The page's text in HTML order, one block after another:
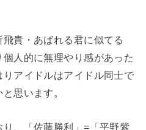
貴・あばれる君に似てる
人的に無理やり感があった
アイドルはアイドル同士で
思います。
り、「佐藤勝利」=「平野紫